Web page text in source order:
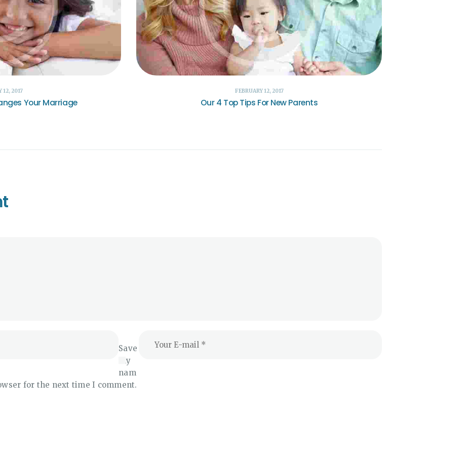
12, 2017
Your Marriage
FEBRUARY 12, 2017
Our 4 Top Tips For New Parents
Save
my
nam
for the next time I comment.